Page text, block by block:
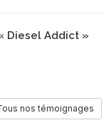
Diesel Addict »
nos témoignages